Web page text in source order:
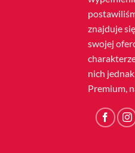
znajduje
swojej
nich
Premium,